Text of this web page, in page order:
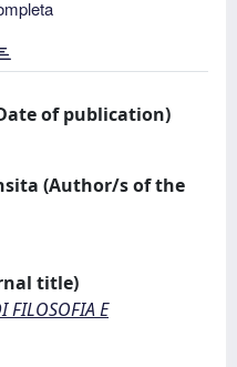
of publication)
(Author/s of the
title)
FILOSOFIA E